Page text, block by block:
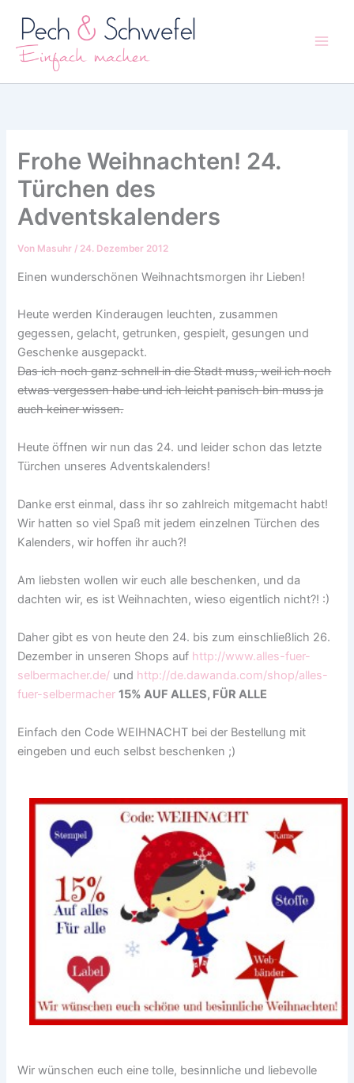
Inhalt
springen
Frohe Weihnachten! 24.
Türchen des
Adventskalenders
Von Masuhr / 24. Dezember 2012
Einen wunderschönen Weihnachtsmorgen ihr Lieben!
Heute werden Kinderaugen leuchten, zusammen
gegessen, gelacht, getrunken, gespielt, gesungen und
Geschenke ausgepackt.
Das ich noch ganz schnell in die Stadt muss, weil ich noch
etwas vergessen habe und ich leicht panisch bin muss ja
auch keiner wissen.
Heute öffnen wir nun das 24. und leider schon das letzte
Türchen unseres Adventskalenders!
Danke erst einmal, dass ihr so zahlreich mitgemacht habt!
Wir hatten so viel Spaß mit jedem einzelnen Türchen des
Kalenders, wir hoffen ihr auch?!
Am liebsten wollen wir euch alle beschenken, und da
dachten wir, es ist Weihnachten, wieso eigentlich nicht?! :)
Daher gibt es von heute den 24. bis zum einschließlich 26.
Dezember in unseren Shops auf http://www.alles-fuer-
selbermacher.de/ und http://de.dawanda.com/shop/alles-
fuer-selbermacher 15% AUF ALLES, FÜR ALLE
Einfach den Code WEIHNACHT bei der Bestellung mit
eingeben und euch selbst beschenken ;)
Wir wünschen euch eine tolle, besinnliche und liebevolle